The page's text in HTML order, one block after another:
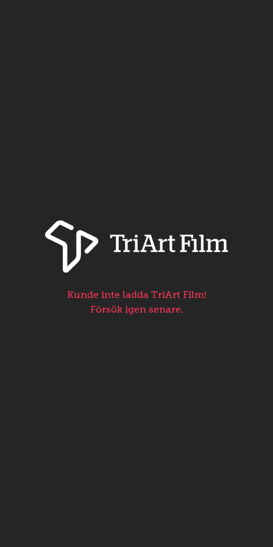
Kunde inte ladda TriArt Film!
Försök igen senare.